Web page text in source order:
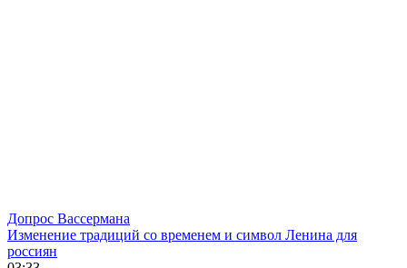
Допрос Вассермана
Изменение традиций со временем и символ Ленина для
россиян